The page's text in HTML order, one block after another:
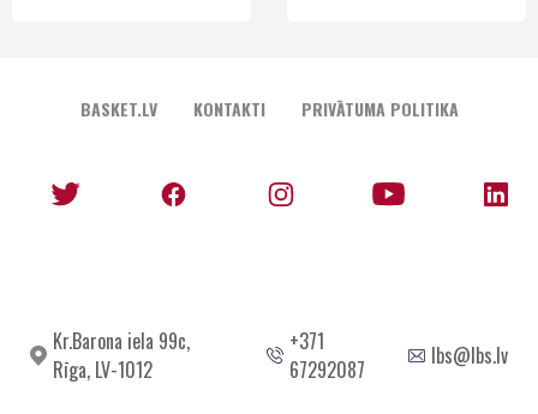
BASKET.LV KONTAKTI PRIVĀTUMA POLITIKA
Kr.Barona iela 99c,
Rīga, LV-1012
+371
67292087
lbs@lbs.lv